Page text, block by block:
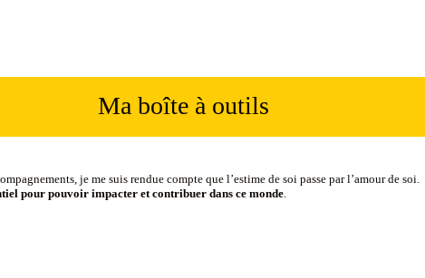
Ma boîte à outils
je me suis rendue compte que l’estime de soi passe par l’amour de soi.
pour pouvoir impacter et contribuer dans ce monde.